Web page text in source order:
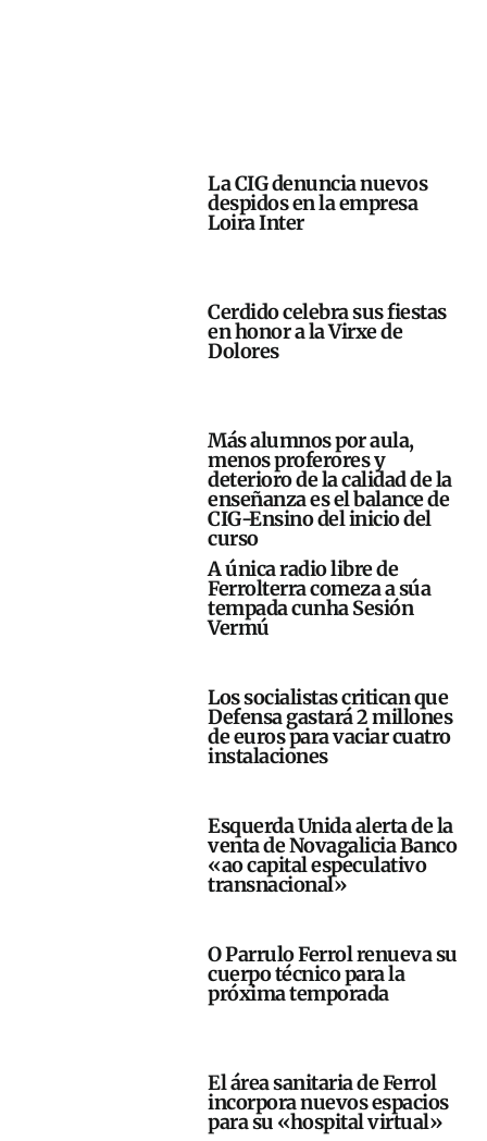
La CIG denuncia nuevos
despidos en la empresa
Loira Inter
Cerdido celebra sus fiestas
en honor a la Virxe de
Dolores
Más alumnos por aula,
menos proferores y
deterioro de la calidad de la
enseñanza es el balance de
CIG-Ensino del inicio del
curso
A única radio libre de
Ferrolterra comeza a súa
tempada cunha Sesión
Vermú
Los socialistas critican que
Defensa gastará 2 millones
de euros para vaciar cuatro
instalaciones
Esquerda Unida alerta de la
venta de Novagalicia Banco
«ao capital especulativo
transnacional»
O Parrulo Ferrol renueva su
cuerpo técnico para la
próxima temporada
El área sanitaria de Ferrol
incorpora nuevos espacios
para su «hospital virtual»